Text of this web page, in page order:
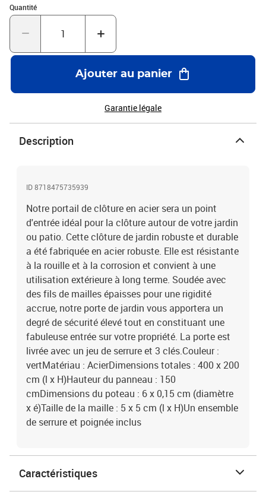
ensemble de serrure et poignée inclus
Quantité
Quantité : 1
Ajouter au panier
Garantie légale
Description
ID 8718475735939
Notre portail de clôture en acier sera un point
d'entrée idéal pour la clôture autour de votre jardin
ou patio. Cette clôture de jardin robuste et durable
a été fabriquée en acier robuste. Elle est résistante
à la rouille et à la corrosion et convient à une
utilisation extérieure à long terme. Soudée avec
des fils de mailles épaisses pour une rigidité
accrue, notre porte de jardin vous apportera un
degré de sécurité élevé tout en constituant une
fabuleuse entrée sur votre propriété. La porte est
livrée avec un jeu de serrure et 3 clés.Couleur :
vertMatériau : AcierDimensions totales : 400 x 200
cm (l x H)Hauteur du panneau : 150
cmDimensions du poteau : 6 x 0,15 cm (diamètre
x é)Taille de la maille : 5 x 5 cm (l x H)Un ensemble
de serrure et poignée inclus
Caractéristiques